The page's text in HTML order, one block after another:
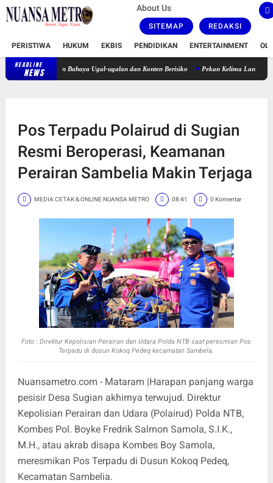
About Us
SITEMAP REDAKSI
PERISTIWA HUKUM EKBIS PENDIDIKAN ENTERTAINMENT
HEADLINE
NEWSSatlantas Polresta Karawang Tegur Pengendara Motor, Ingatkan Bahaya Ugal-
Pos Terpadu Polairud di Sugian
Resmi Beroperasi, Keamanan
Perairan Sambelia Makin Terjaga
MEDIA CETAK & ONLINE NUANSA METRO 08:41 0 Komentar
Foto : Direktur Kepolisian Perairan dan Udara Polda NTB saat peresmian Pos
Terpadu di dusun Kokoq Pedeq kecamatan Sambela.
Nuansametro.com - Mataram |Harapan panjang warga
pesisir Desa Sugian akhirnya terwujud. Direktur
Kepolisian Perairan dan Udara (Polairud) Polda NTB,
Kombes Pol. Boyke Fredrik Salmon Samola, S.I.K.,
M.H., atau akrab disapa Kombes Boy Samola,
meresmikan Pos Terpadu di Dusun Kokoq Pedeq,
Kecamatan Sambelia.